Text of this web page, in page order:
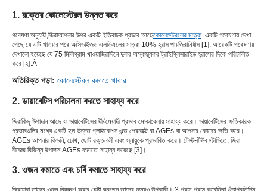
1. রক্তের কোলেস্টেরল উন্নত করে
গবেষণা অনুযায়ী,জিরাআপনার উপর একটি ইতিবাচক প্রভাব আছেকোলেস্টেরলের মাত্রা. একটি গবেষণায় দেখা
গেছে যে এটি খাওয়ার পরে অক্সিডাইজড এলডিএলের মাত্রা 10% হ্রাস পায়জিরানির্যাস [1]. আরেকটি গবেষণায়
দেখানো হয়েছে যে 75 মিলিগ্রাম খাওয়াজিরাদিনে দুবার অস্বাস্থ্যকর ট্রাইগ্লিসারাইড হ্রাসের দিকে পরিচালিত
করে [২].Â
অতিরিক্ত পড়া: কোলেস্টেরল কমাতে খাবার
2. ডায়াবেটিস পরিচালনা করতে সাহায্য করে
জিরাকিছু উপাদান আছে যা ডায়াবেটিসের দীর্ঘমেয়াদী প্রভাব মোকাবেলায় সাহায্য করে। ডায়াবেটিসের ক্ষতিকারক
প্রভাবগুলির মধ্যে একটি হল উন্নত গ্লাইকেশন এন্ড-প্রোডাক্ট বা AGEs যা আপনার কোষের ক্ষতি করে।
AGEs আপনার কিডনি, চোখ, ছোট রক্তনালী এবং স্নায়ুকে প্রভাবিত করে। টেস্ট-টিউব স্টাডিতে, জিরা
বীজের বিভিন্ন উপাদান AGEs কমাতে সাহায্য করেছে [3]।
3. ওজন কমাতে এবং চর্বি কমাতে সাহায্য করে